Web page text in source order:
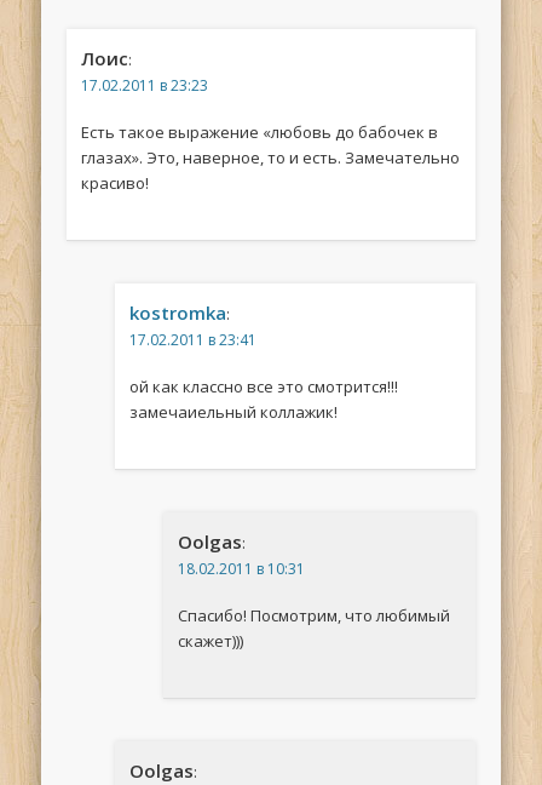
Лоис:
17.02.2011 в 23:23
Есть такое выражение «любовь до бабочек в
глазах». Это, наверное, то и есть. Замечательно
красиво!
kostromka:
17.02.2011 в 23:41
ой как классно все это смотрится!!!
замечаиельный коллажик!
Oolgas:
18.02.2011 в 10:31
Спасибо! Посмотрим, что любимый
скажет)))
Oolgas: